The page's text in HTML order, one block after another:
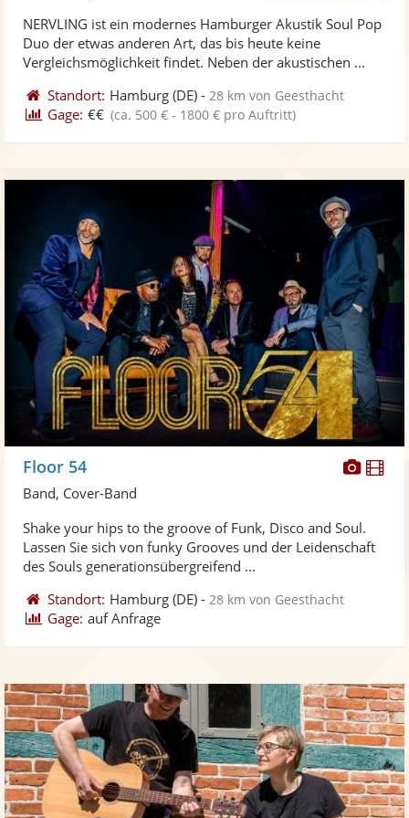
Fotos
5
Sternen
NERVLING ist ein modernes Hamburger Akustik Soul Pop
Duo der etwas anderen Art, das bis heute keine
Vergleichsmöglichkeit findet. Neben der akustischen ...
Standort: Hamburg (DE) - 28 km von Geesthacht
Gage: €€ (ca. 500 € - 1800 € pro Auftritt)
Fotos
Floor 54
Band, Cover-Band
Shake your hips to the groove of Funk, Disco and Soul.
Lassen Sie sich von funky Grooves und der Leidenschaft
des Souls generationsübergreifend ...
Standort: Hamburg (DE) - 28 km von Geesthacht
Gage: auf Anfrage